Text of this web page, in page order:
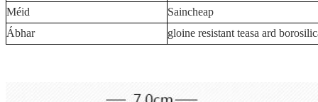
Méid
Saincheap
Ábhar
gloine resistant teasa ard